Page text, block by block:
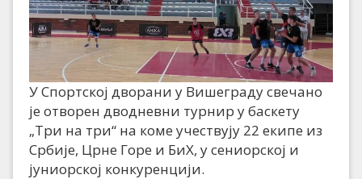
У Спортској дворани у Вишеграду свечано
је отворен дводневни турнир у баскету
„Три на три“ на коме учествују 22 екипе из
Србије, Црне Горе и БиХ, у сениорској и
јуниорској конкуренцији.